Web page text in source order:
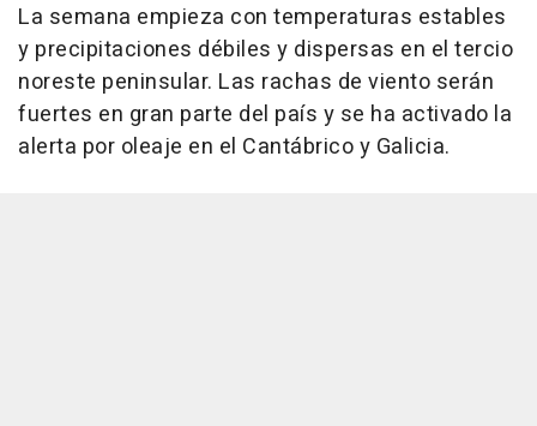
La semana empieza con temperaturas estables
y precipitaciones débiles y dispersas en el tercio
noreste peninsular. Las rachas de viento serán
fuertes en gran parte del país y se ha activado la
alerta por oleaje en el Cantábrico y Galicia.